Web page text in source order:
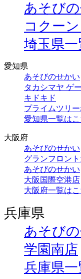
あそび
コクー
埼玉県
愛知県
あそびのせかい
タカシマヤ ゲ
キドキド
プライムツリ
愛知県一覧はこ
大阪府
あそびのせかい
グランフロン
あそびのせかい
大阪国際空港店
大阪府一覧はこ
兵庫県
あそび
学園南店
兵庫県